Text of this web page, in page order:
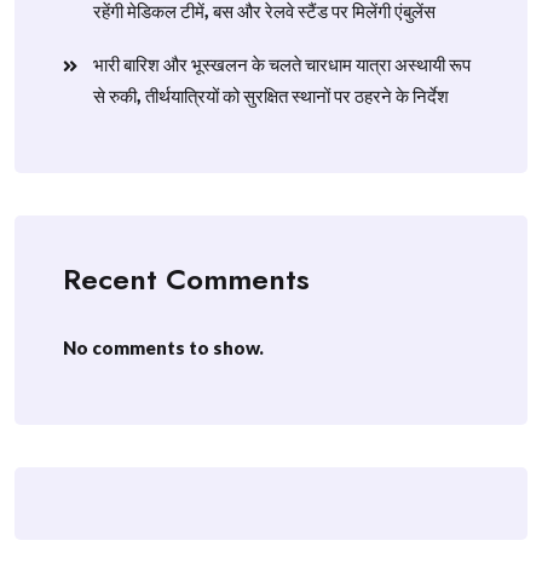
रहेंगी मेडिकल टीमें, बस और रेलवे स्टैंड पर मिलेंगी एंबुलेंस
​भारी बारिश और भूस्खलन के चलते चारधाम यात्रा अस्थायी रूप
से रुकी, तीर्थयात्रियों को सुरक्षित स्थानों पर ठहरने के निर्देश
Recent Comments
No comments to show.